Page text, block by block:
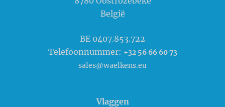
België
BE 0407.853.722
Telefoonnummer: +32 56 66 60 73
sales@waelkens.eu
Vlaggen